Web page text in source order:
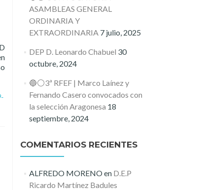
ASAMBLEAS GENERAL
ORDINARIA Y
EXTRAORDINARIA 7 julio, 2025
DEP D. Leonardo Chabuel 30
octubre, 2024
🔵⚪️3ª RFEF | Marco Laínez y
Fernando Casero convocados con
la selección Aragonesa 18
septiembre, 2024
COMENTARIOS RECIENTES
ALFREDO MORENOen D.E.P
Ricardo Martínez Badules